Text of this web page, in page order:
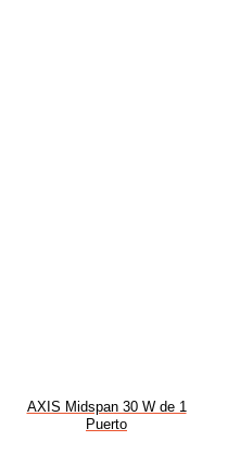
AXIS Midspan 30 W de 1
Puerto